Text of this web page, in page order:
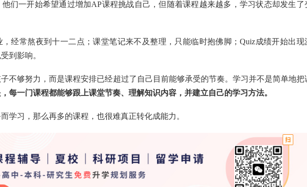
们一开始希望通过增加AP课程挑战自己，但随着课程越来越多，学习状态却发生了
经常熬夜到十一二点；课堂笔记来不及整理，只能临时抱佛脚；Quiz成绩开始出现
到影响。
不够努力，而是课程安排已经超过了自己目前能够承受的节奏。学习并不是简单地把
每一门课程都能够跟上课堂节奏、理解知识内容，并建立自己的学习方法。
学习，那么再多的课程，也很难真正转化成能力。